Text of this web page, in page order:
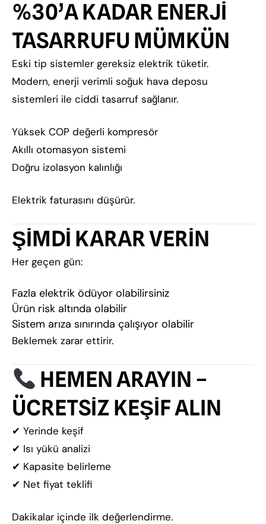
%30’A KADAR ENERJİ
TASARRUFU MÜMKÜN
Eski tip sistemler gereksiz elektrik tüketir.
Modern, enerji verimli soğuk hava deposu
sistemleri ile ciddi tasarruf sağlanır.
Yüksek COP değerli kompresör
Akıllı otomasyon sistemi
Doğru izolasyon kalınlığı
Elektrik faturasını düşürür.
ŞİMDİ KARAR VERİN
Her geçen gün:
Fazla elektrik ödüyor olabilirsiniz
Ürün risk altında olabilir
Sistem arıza sınırında çalışıyor olabilir
Beklemek zarar ettirir.
HEMEN ARAYIN –
ÜCRETSİZ KEŞİF ALIN
✔ Yerinde keşif
✔ Isı yükü analizi
✔ Kapasite belirleme
✔ Net fiyat teklifi
Dakikalar içinde ilk değerlendirme.